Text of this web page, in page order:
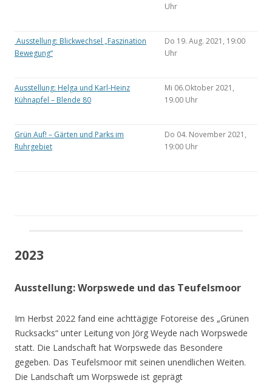
Uhr
Ausstellung: Blickwechsel „Faszination
Bewegung“
Do 19. Aug. 2021, 19:00
Uhr
Ausstellung: Helga und Karl-Heinz
Kühnapfel – Blende 80
Mi 06.Oktober 2021,
19.00 Uhr
Grün Auf! – Gärten und Parks im
Ruhrgebiet
Do 04. November 2021,
19:00 Uhr
2023
Ausstellung: Worpswede und das Teufelsmoor
Im Herbst 2022 fand eine achttägige Fotoreise des „Grünen
Rucksacks“ unter Leitung von Jörg Weyde nach Worpswede
statt. Die Landschaft hat Worpswede das Besondere
gegeben. Das Teufelsmoor mit seinen unendlichen Weiten.
Die Landschaft um Worpswede ist geprägt